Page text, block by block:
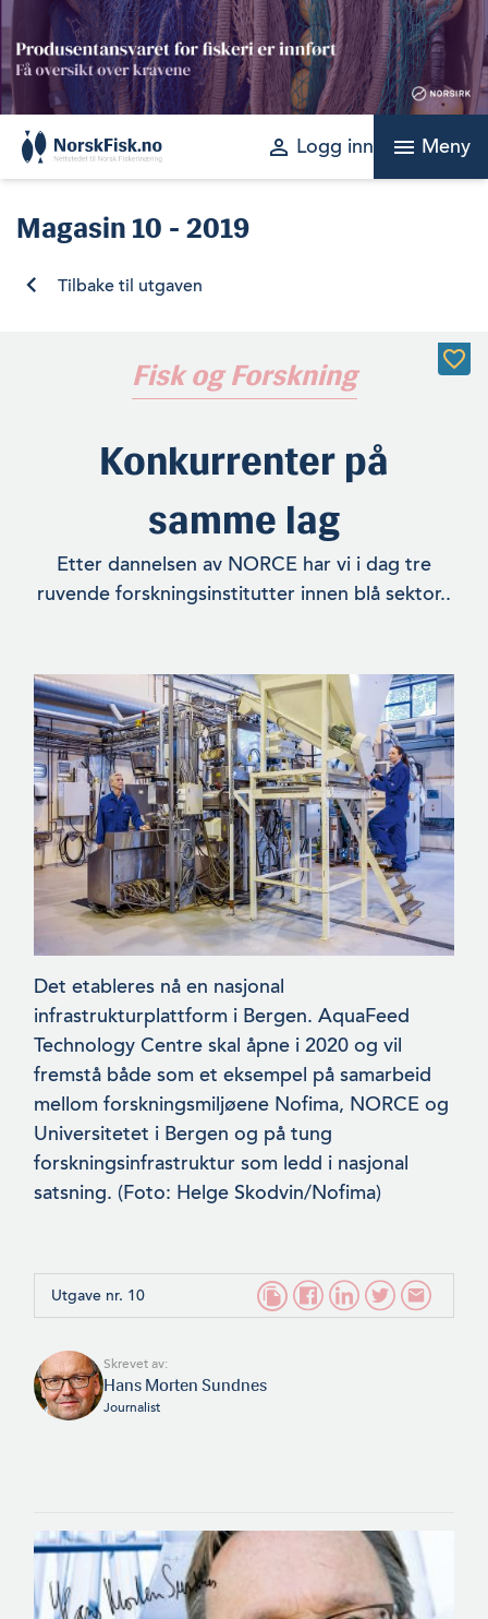
Skip
to
content
perm_identity Logg inn menu Meny
Magasin 10 - 2019
Tilbake til utgaven
Fisk og Forskning
Konkurrenter på
samme lag
Etter dannelsen av NORCE har vi i dag tre
ruvende forskningsinstitutter innen blå sektor..
Det etableres nå en nasjonal
infrastrukturplattform i Bergen. AquaFeed
Technology Centre skal åpne i 2020 og vil
fremstå både som et eksempel på samarbeid
mellom forskningsmiljøene Nofima, NORCE og
Universitetet i Bergen og på tung
forskningsinfrastruk­tur som ledd i nasjonal
satsning. (Foto: Helge Skodvin/Nofima)
Utgave nr. 10
Skrevet av:
Hans Morten Sundnes
Journalist